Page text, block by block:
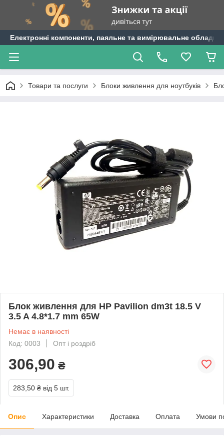
Електронні компоненти, паяльне та вимірювальне
Товари та послуги Блоки живлення для ноутбуків
Блок живлення для HP Pavilion dm3t 18.5 V
3.5 A 4.8*1.7 mm 65W
Немає в наявності
Код: 0003
Опт і роздріб
306,90 ₴
283,50 ₴ від 5 шт.
Опис Характеристики Доставка Оплата Умови